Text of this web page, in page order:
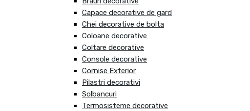
Capace decorative de gard
Chei decorative de bolta
Coloane decorative
Coltare decorative
Console decorative
Cornise Exterior
Pilastri decorativi
Solbancuri
Termosisteme decorative